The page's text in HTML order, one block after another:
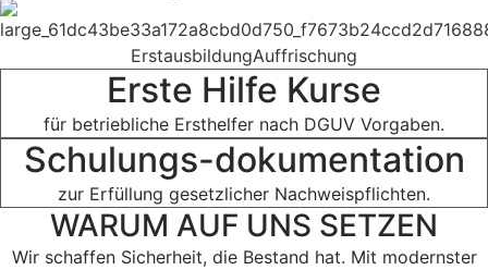
ErstausbildungAuffrischung
Erste Hilfe Kurse
für betriebliche Ersthelfer nach DGUV Vorgaben.
Schulungs-dokumentation
zur Erfüllung gesetzlicher Nachweispflichten.
WARUM AUF UNS SETZEN
Wir schaffen Sicherheit, die Bestand hat. Mit modernster